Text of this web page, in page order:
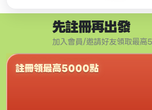
先註冊再出發
加入會員/邀請好友領取最
註冊領最高5000點